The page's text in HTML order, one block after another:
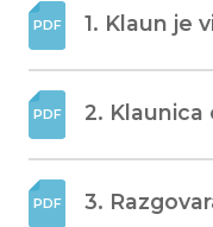
1. Klaun je
2.
3.